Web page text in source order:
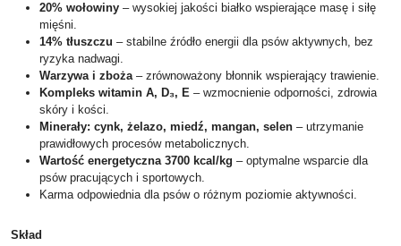
20% wołowiny – wysokiej jakości białko wspierające masę i siłę
mięśni.
14% tłuszczu – stabilne źródło energii dla psów aktywnych, bez
ryzyka nadwagi.
Warzywa i zboża– zrównoważony błonnik wspierający trawienie.
Kompleks witamin A, D₃, E – wzmocnienie odporności, zdrowia
skóry i kości.
Minerały: cynk, żelazo, miedź, mangan, selen – utrzymanie
prawidłowych procesów metabolicznych.
Wartość energetyczna 3700 kcal/kg – optymalne wsparcie dla
psów pracujących i sportowych.
Karma odpowiednia dla psów o różnym poziomie aktywności.
Skład